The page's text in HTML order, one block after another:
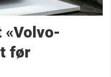
«Volvo-
før